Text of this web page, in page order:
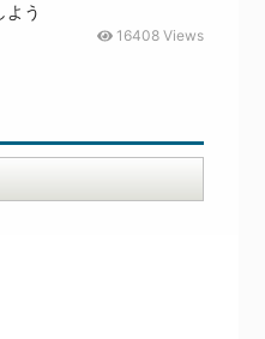
よう
16408 Views